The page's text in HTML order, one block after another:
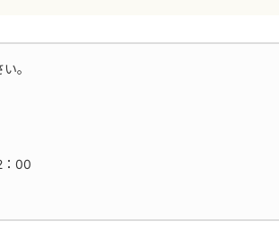
。
00